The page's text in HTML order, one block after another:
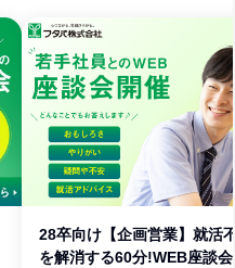
28卒向け【企画営業】就活
を解消する60分!WEB座談会